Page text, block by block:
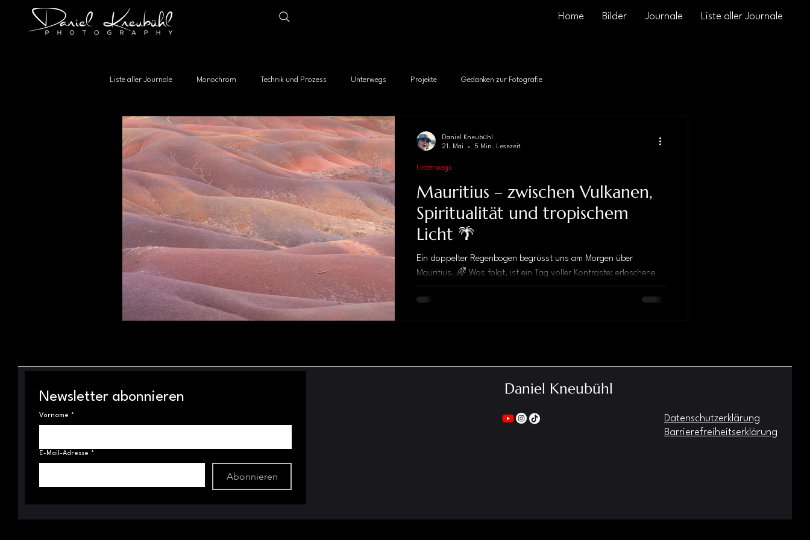
Home Bilder Journale Liste aller Journale
Liste aller Journale Monochrom Technik und Prozess Unterwegs Projekte Gedanken zur Fotografie
Mauritius – zwischen Vulkanen,
Spiritualität und tropischem
Licht 🌴
Ein doppelter Regenbogen begrüsst uns am Morgen über
Mauritius. 🌈 Was folgt, ist ein Tag voller Kontraste: erloschene
Vulkane, tropische Wasserfälle, farbige Erde, riesige Shiva- und
Durga-Statuen, dichter Regenwald und stille Begegnungen mit
Unterwegs
Daniel Kneubühl
21. Mai
5 Min. Lesezeit
Newsletter abonnieren
Vorname *
E-Mail-Adresse *
Abonnieren
Daniel Kneubühl
Datenschutzerklärung
Barrierefreiheitserklärung